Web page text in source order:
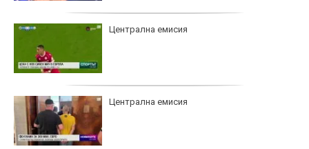
Централна емисия
Централна емисия